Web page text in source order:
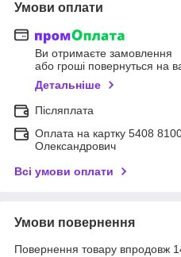
Умови оплати
Ви отримаєте замовлення
або гроші повернуться на
Детальніше
Післяплата
Оплата на картку 5408
Олександрович
Всі умови оплати
Умови повернення
Повернення товару впродовж